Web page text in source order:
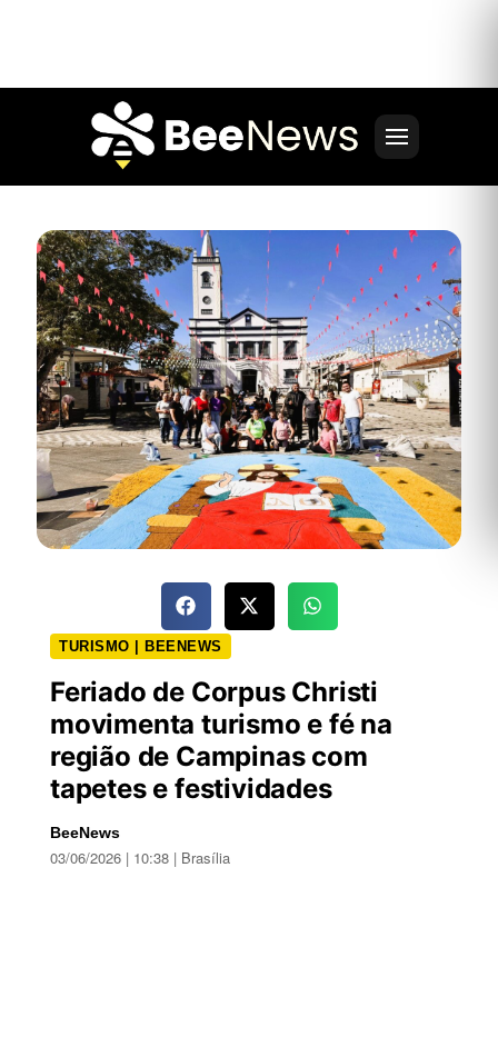
TURISMO | BEENEWS
Feriado de Corpus Christi
movimenta turismo e fé na
região de Campinas com
tapetes e festividades
BeeNews
03/06/2026 | 10:38 | Brasília